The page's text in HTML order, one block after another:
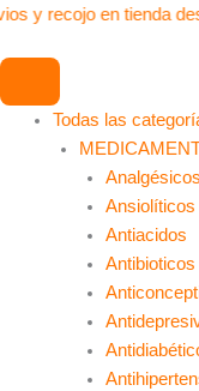
Ir
contenido
y recojo en tienda
Todas las
Analgésicos
Ansiolíticos
Antiacidos
Antibioticos